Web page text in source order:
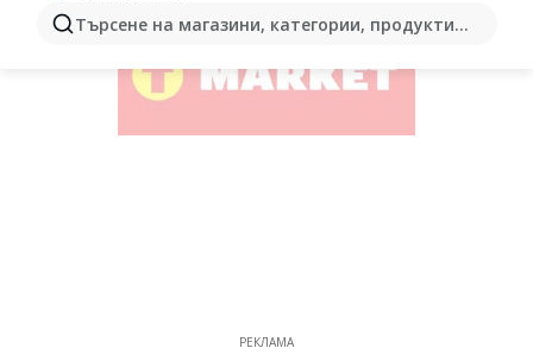
Търсене на магазини, категории, продукти...
РЕКЛАМА